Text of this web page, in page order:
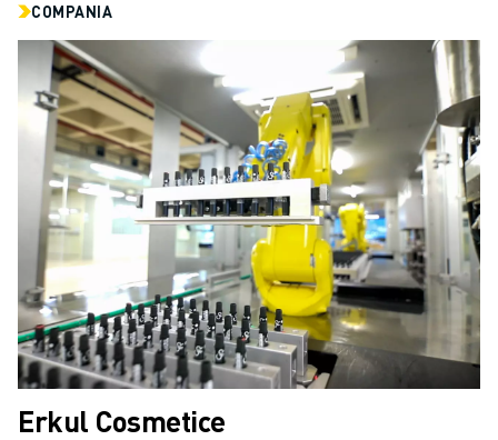
LOCAȚII
IMPRINT
COMPANIA
Erkul Cosmetice